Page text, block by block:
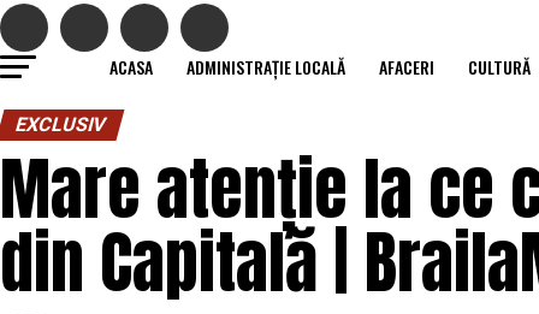
ACASA ADMINISTRAȚIE LOCALĂ AFACERI CULTURĂ
EXCLUSIV
Mare atenție la ce
din Capitală |